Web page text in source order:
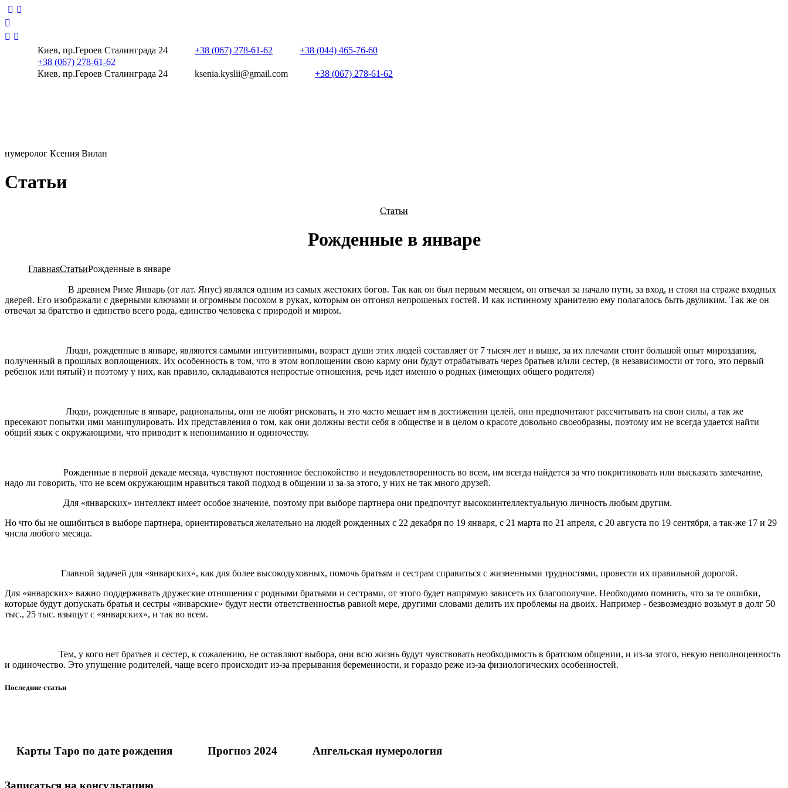
Киев, пр.Героев Сталинграда 24 +38 (067) 278-61-62
+38 (044) 465-76-60
+38 (067) 278-61-62
Киев, пр.Героев Сталинграда 24
ksenia.kyslii@gmail.com +38 (067) 278-61-62
нумеролог Ксения Вилан
Статьи
Статьи
Рожденные в январе
ГлавнаяСтатьиРожденные в январе
В древнем Риме Январь (от лат. Янус) являлся одним из самых жестоких богов. Так как он был первым месяцем, он отвечал за начало пути, за вход, и стоял на страже входных
дверей. Его изображали с дверными ключами и огромным посохом в руках, которым он отгонял непрошеных гостей. И как истинному хранителю ему полагалось быть двуликим. Так же он
отвечал за братство и единство всего рода, единство человека с природой и миром.
Люди, рожденные в январе, являются самыми интуитивными, возраст души этих людей составляет от 7 тысяч лет и выше, за их плечами стоит большой опыт мироздания,
полученный в прошлых воплощениях. Их особенность в том, что в этом воплощении свою карму они будут отрабатывать через братьев и/или сестер, (в независимости от того, это первый
ребенок или пятый) и поэтому у них, как правило, складываются непростые отношения, речь идет именно о родных (имеющих общего родителя)
Люди, рожденные в январе, рациональны, они не любят рисковать, и это часто мешает им в достижении целей, они предпочитают рассчитывать на свои силы, а так же
пресекают попытки ими манипулировать. Их представления о том, как они должны вести себя в обществе и в целом о красоте довольно своеобразны, поэтому им не всегда удается найти
общий язык с окружающими, что приводит к непониманию и одиночеству.
Рожденные в первой декаде месяца, чувствуют постоянное беспокойство и неудовлетворенность во всем, им всегда найдется за что покритиковать или высказать замечание,
надо ли говорить, что не всем окружающим нравиться такой подход в общении и за-за этого, у них не так много друзей.
Для «январских» интеллект имеет особое значение, поэтому при выборе партнера они предпочтут высокоинтеллектуальную личность любым другим.
Но что бы не ошибиться в выборе партнера, ориентироваться желательно на людей рожденных с 22 декабря по 19 января, с 21 марта по 21 апреля, с 20 августа по 19 сентября, а так-же 17 и 29
числа любого месяца.
Главной задачей для «январских», как для более высокодуховных, помочь братьям и сестрам справиться с жизненными трудностями, провести их правильной дорогой.
Для «январских» важно поддерживать дружеские отношения с родными братьями и сестрами, от этого будет напрямую зависеть их благополучие. Необходимо помнить, что за те ошибки,
которые будут допускать братья и сестры «январские» будут нести ответственностьв равной мере, другими словами делить их проблемы на двоих. Например - безвозмездно возьмут в долг 50
тыс., 25 тыс. взыщут с «январских», и так во всем.
Тем, у кого нет братьев и сестер, к сожалению, не оставляют выбора, они всю жизнь будут чувствовать необходимость в братском общении, и из-за этого, некую неполноценность
и одиночество. Это упущение родителей, чаще всего происходит из-за прерывания беременности, и гораздо реже из-за физиологических особенностей.
Последние статьи
Карты Таро по дате рождения Прогноз 2024 Ангельская нумерология
Записаться на консультацию